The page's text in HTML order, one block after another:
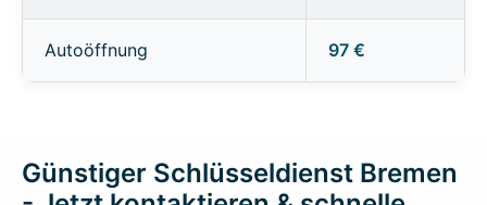
Autoöffnung 97 €
Günstiger Schlüsseldienst Bremen